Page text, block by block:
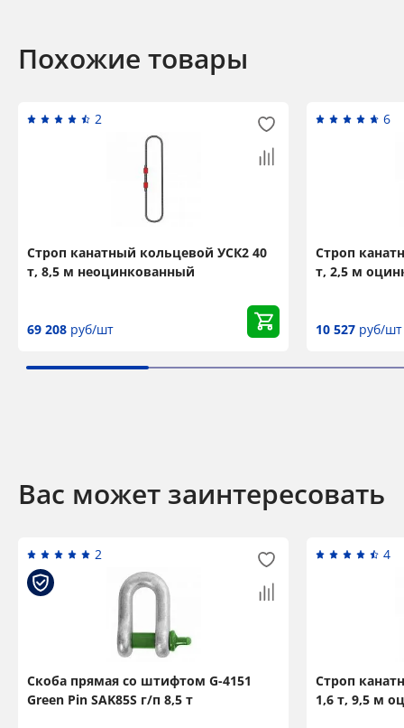
Похожие товары
2
Строп канатный кольцевой УСК2 40
т, 8,5 м неоцинкованный
69 208 руб/шт
6
Строп
т, 2,5 м
10 527 руб/шт
Вас может заинтересовать
2
Скоба прямая со штифтом G-4151
Green Pin SAK85S г/п 8,5 т
4
Строп
1,6 т, 9,5 м